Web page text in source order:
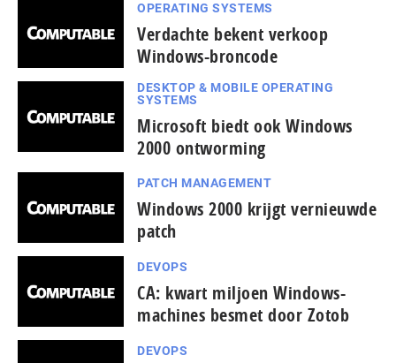
OPERATING SYSTEMS
Verdachte bekent verkoop
Windows-broncode
DESKTOP & MOBILE OPERATING
SYSTEMS
Microsoft biedt ook Windows
2000 ontworming
PATCH MANAGEMENT
Windows 2000 krijgt vernieuwde
patch
DEVOPS
CA: kwart miljoen Windows-
machines besmet door Zotob
DEVOPS